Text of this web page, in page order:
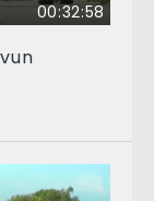
00:32:58